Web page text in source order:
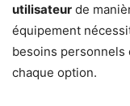
utilisateur de
équipement
besoins
chaque option.